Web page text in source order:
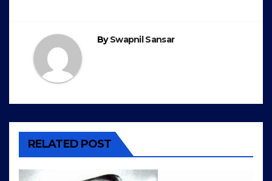
BySwapnil Sansar
RELATED POST